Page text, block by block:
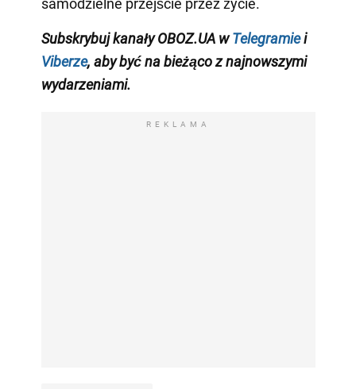
samodzielne przejście przez życie.
Subskrybuj kanały OBOZ.UA wTelegramiei
Viberze, aby być na bieżąco znajnowszymi
wydarzeniami.
REKLAMA